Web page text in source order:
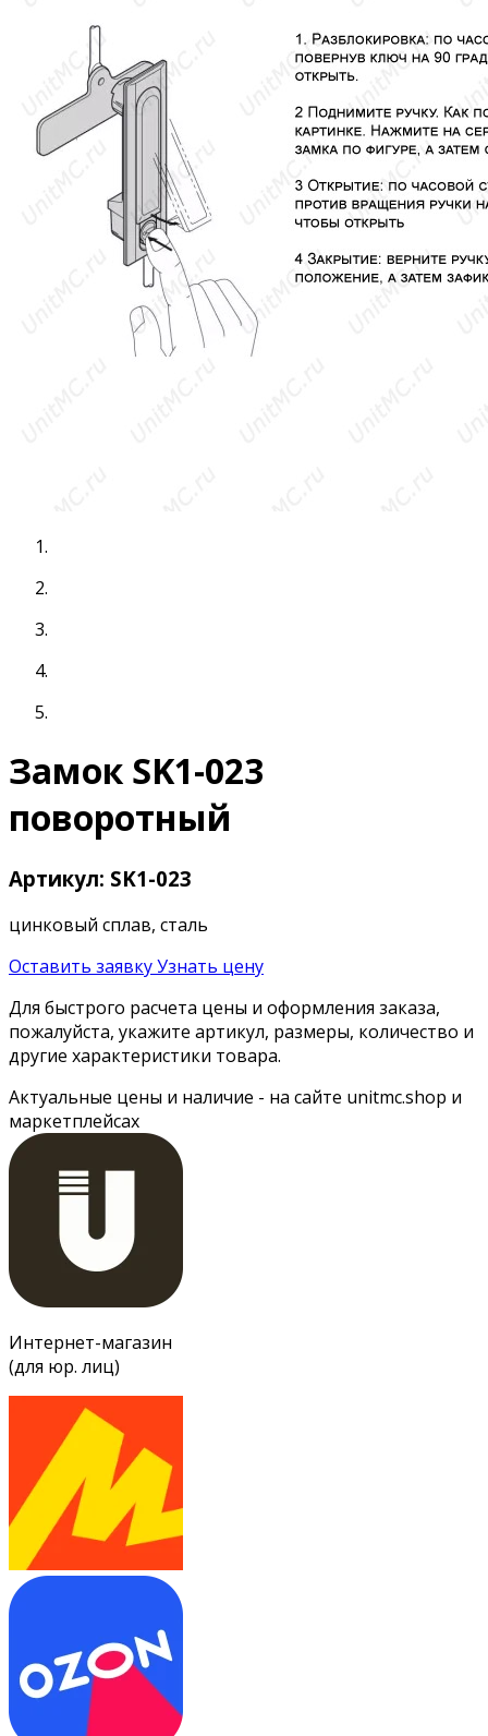
Замок SK1-023
поворотный
Артикул: SK1-023
цинковый сплав, сталь
Оставить заявкуУзнать цену
Для быстрого расчета цены и оформления заказа,
пожалуйста, укажите артикул, размеры, количество и
другие характеристики товара.
Актуальные цены и наличие - на сайте unitmc.shop и
маркетплейсах
Интернет-магазин
(для юр. лиц)